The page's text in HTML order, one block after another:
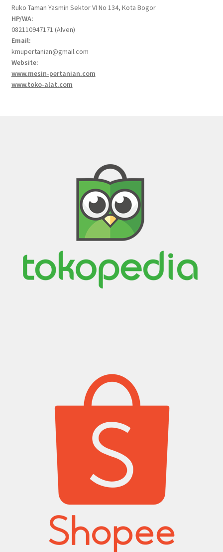
Ruko Taman Yasmin Sektor VI No 134, Kota Bogor
HP/WA:
082110947171 (Alven)
Email:
kmupertanian@gmail.com
Website:
www.mesin-pertanian.com
www.toko-alat.com